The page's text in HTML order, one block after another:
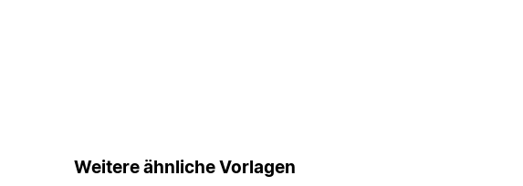
Weitere ähnliche Vorlagen